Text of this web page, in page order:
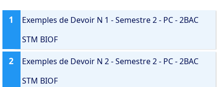
1
Exemples de Devoir N 1 - Semestre 2 - PC - 2BAC
STM BIOF
2
Exemples de Devoir N 2 - Semestre 2 - PC - 2BAC
STM BIOF